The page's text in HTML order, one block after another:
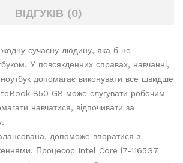
ВІДГУКІВ (0)
сучасну людину, яка б не
У повсякденних справах, навчанні,
ноутбук допомагає виконувати все швидше
850 G8 може слугувати робочим
навчатися, відпочивати за
допоможе впоратися з
Процесор Intel Core i7-1165G7